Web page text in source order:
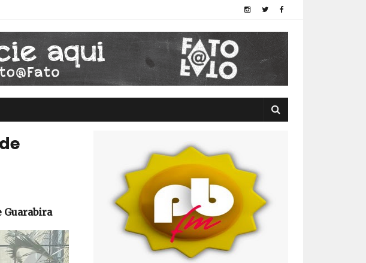
Guarabira